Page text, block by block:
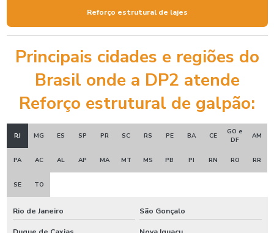
Reforço estrutural de lajes
Principais cidades e regiões do
Brasil onde a DP2 atende
Reforço estrutural de galpão:
RJ MG ES SP PR SC RS PE BA CE
GO e
DF
AM
PA AC AL AP MA MT MS PB PI RN RO RR
SE TO
Rio de Janeiro São Gonçalo